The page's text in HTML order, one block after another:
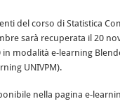
del corso di Statistica
sarà recuperata il 20
in modalità e-learning
UNIVPM).
nella pagina e-